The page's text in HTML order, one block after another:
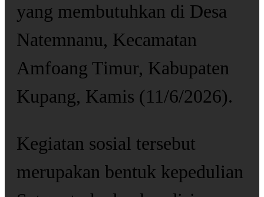
yang membutuhkan di Desa
Natemnanu, Kecamatan
Amfoang Timur, Kabupaten
Kupang, Kamis (11/6/2026).
Kegiatan sosial tersebut
merupakan bentuk kepedulian